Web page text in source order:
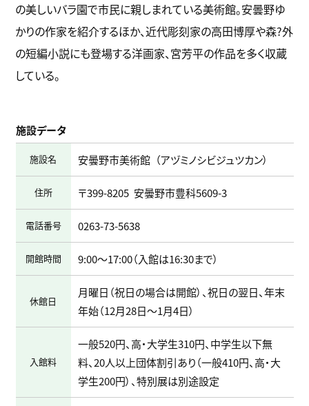
の美しいバラ園で市民に親しまれている美術館。安曇野ゆ
かりの作家を紹介するほか、近代彫刻家の高田博厚や森?外
の短編小説にも登場する洋画家、宮芳平の作品を多く収蔵
している。
施設データ
施設名 安曇野市美術館 アヅミノシビジュツカン
住所 〒399-8205 安曇野市豊科5609-3
電話番号 0263-73-5638
開館時間 9:00～17:00（入館は16:30まで）
休館日
月曜日（祝日の場合は開館）、祝日の翌日、年末
年始（12月28日～1月4日）
入館料
一般520円、高・大学生310円、中学生以下無
料、20人以上団体割引あり（一般410円、高・大
学生200円）、特別展は別途設定